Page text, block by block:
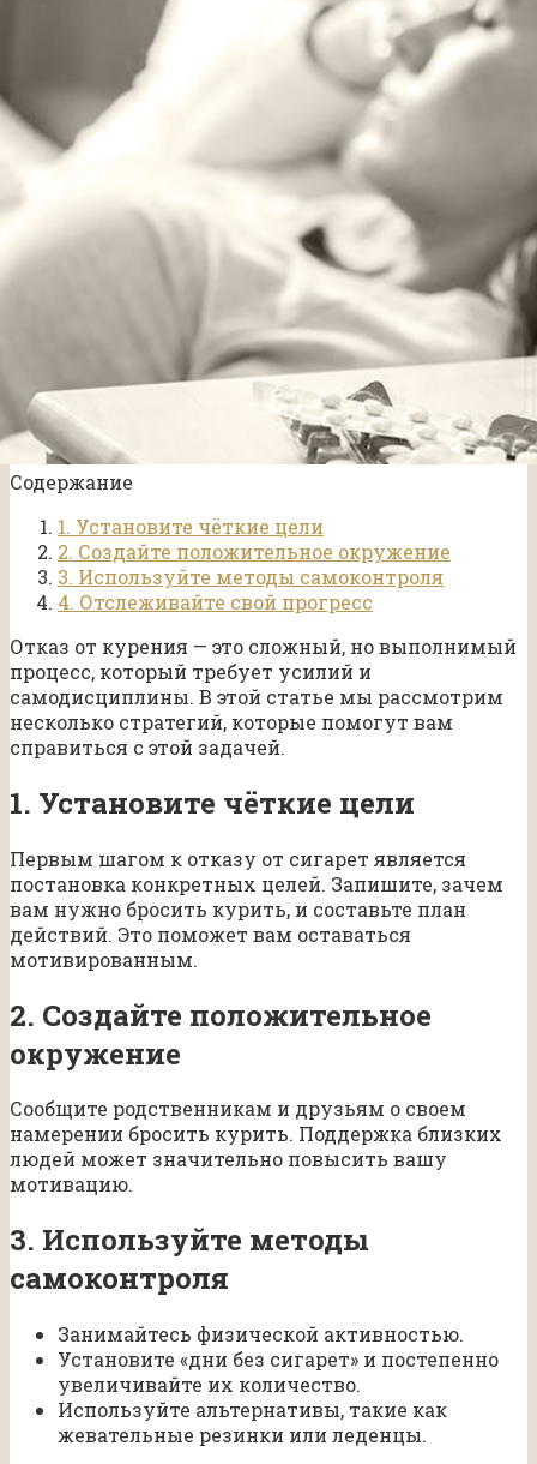
Содержание
1. Установите чёткие цели
2. Создайте положительное окружение
3. Используйте методы самоконтроля
4. Отслеживайте свой прогресс
Отказ от курения — это сложный, но выполнимый
процесс, который требует усилий и
самодисциплины. В этой статье мы рассмотрим
несколько стратегий, которые помогут вам
справиться с этой задачей.
1. Установите чёткие цели
Первым шагом к отказу от сигарет является
постановка конкретных целей. Запишите, зачем
вам нужно бросить курить, и составьте план
действий. Это поможет вам оставаться
мотивированным.
2. Создайте положительное
окружение
Сообщите родственникам и друзьям о своем
намерении бросить курить. Поддержка близких
людей может значительно повысить вашу
мотивацию.
3. Используйте методы
самоконтроля
Занимайтесь физической активностью.
Установите «дни без сигарет» и постепенно
увеличивайте их количество.
Используйте альтернативы, такие как
жевательные резинки или леденцы.